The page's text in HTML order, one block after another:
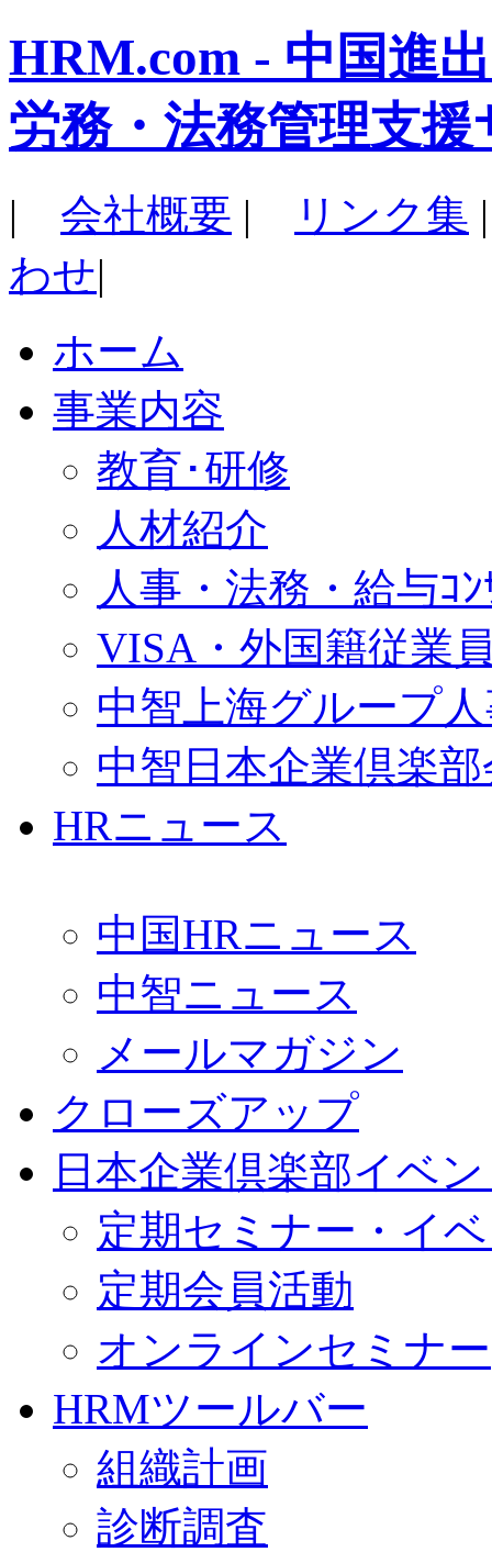
HRM.com - 中国進
労務・法務管理支援
| 会社概要 | リンク集
わせ|
ホーム
事業内容
教育･研修
人材紹介
人事・法務・給与ｺﾝ
VISA・外国籍従業
中智上海グループ
中智日本企業倶楽
HRニュース
中国HRニュース
中智ニュース
メールマガジン
クローズアップ
日本企業倶楽部イベ
定期セミナー・イ
定期会員活動
オンラインセミナー
HRMツールバー
組織計画
診断調査